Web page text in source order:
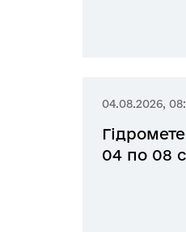
04.08.2026,
04 по 08